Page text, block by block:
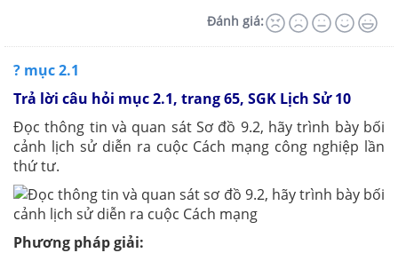
Đánh giá:
? mục 2.1
Trả lời câu hỏi mục 2.1, trang 65, SGK Lịch Sử 10
Đọc thông tin và quan sát Sơ đồ 9.2, hãy trình bày bối
cảnh lịch sử diễn ra cuộc Cách mạng công nghiệp lần
thứ tư.
Phương pháp giải: